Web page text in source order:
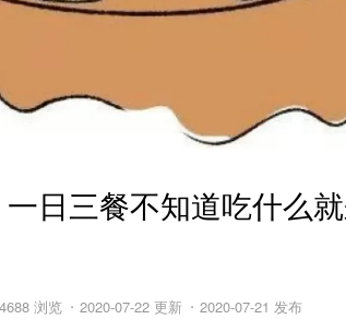
日三餐不知道吃什么
4688 浏览 2020-07-22 更新 2020-07-21 发布